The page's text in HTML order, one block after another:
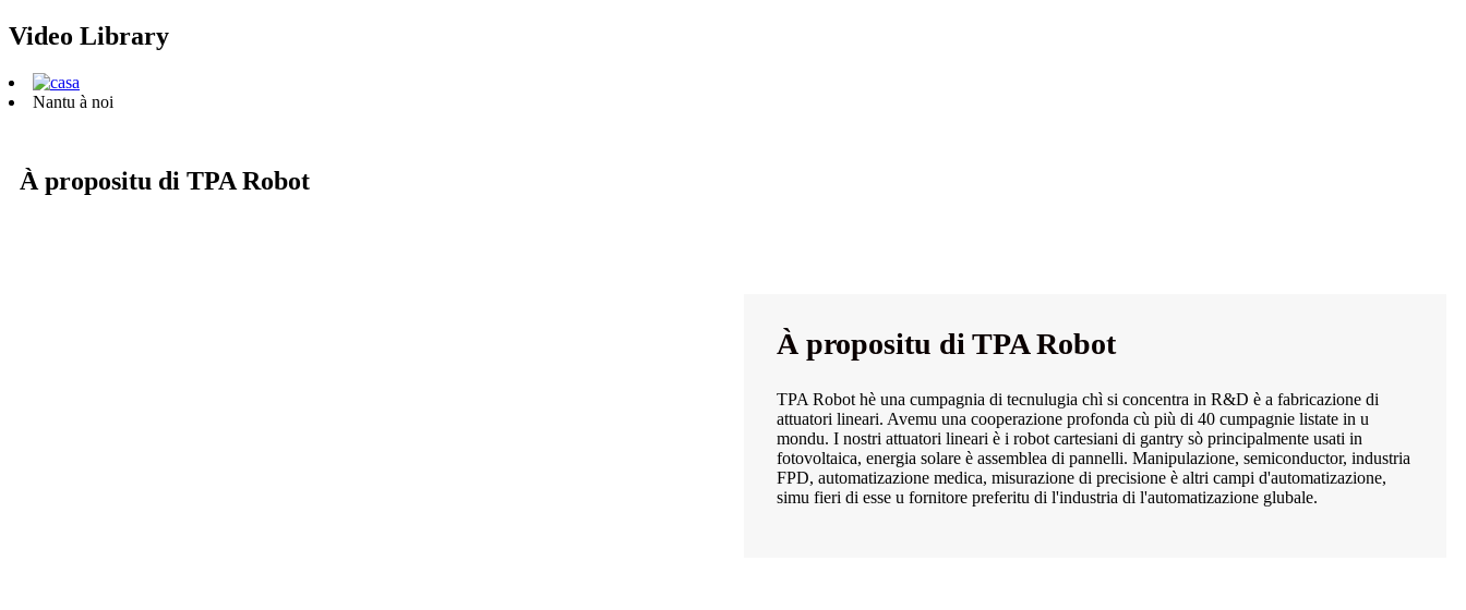
Video Library
Nantu à noi
À propositu di TPA Robot
À propositu di TPA Robot
TPA Robot hè una cumpagnia di tecnulugia chì si concentra in R&D è a fabricazione di
attuatori lineari. Avemu una cooperazione profonda cù più di 40 cumpagnie listate in u
mondu. I nostri attuatori lineari è i robot cartesiani di gantry sò principalmente usati in
fotovoltaica, energia solare è assemblea di pannelli. Manipulazione, semiconductor, industria
FPD, automatizazione medica, misurazione di precisione è altri campi d'automatizazione,
simu fieri di esse u fornitore preferitu di l'industria di l'automatizazione glubale.